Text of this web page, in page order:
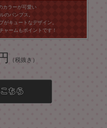
カラーが可愛い
のパンプス。
がキュートなデザイン。
ャームもポイントです！
（税抜き）